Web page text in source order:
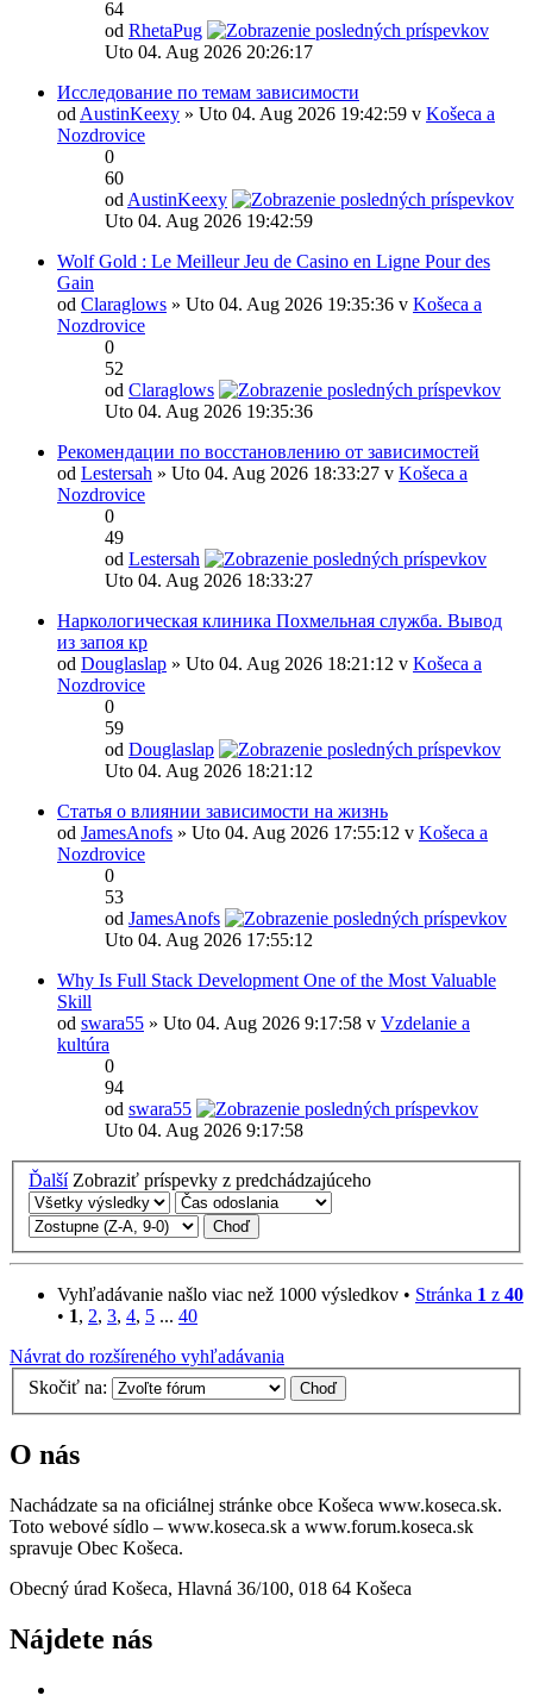
64
od RhetaPug
Uto 04. Aug 2026 20:26:17
Исследование по темам зависимости
od AustinKeexy » Uto 04. Aug 2026 19:42:59 v Košeca a
Nozdrovice
0
60
od AustinKeexy
Uto 04. Aug 2026 19:42:59
Wolf Gold : Le Meilleur Jeu de Casino en Ligne Pour des
Gain
od Claraglows » Uto 04. Aug 2026 19:35:36 v Košeca a
Nozdrovice
0
52
od Claraglows
Uto 04. Aug 2026 19:35:36
Рекомендации по восстановлению от зависимостей
od Lestersah » Uto 04. Aug 2026 18:33:27 v Košeca a
Nozdrovice
0
49
od Lestersah
Uto 04. Aug 2026 18:33:27
Наркологическая клиника Похмельная служба. Вывод
из запоя кр
od Douglaslap » Uto 04. Aug 2026 18:21:12 v Košeca a
Nozdrovice
0
59
od Douglaslap
Uto 04. Aug 2026 18:21:12
Статья о влиянии зависимости на жизнь
od JamesAnofs » Uto 04. Aug 2026 17:55:12 v Košeca a
Nozdrovice
0
53
od JamesAnofs
Uto 04. Aug 2026 17:55:12
Why Is Full Stack Development One of the Most Valuable
Skill
od swara55 » Uto 04. Aug 2026 9:17:58 v Vzdelanie a
kultúra
0
94
od swara55
Uto 04. Aug 2026 9:17:58
Ďalší Zobraziť príspevky z predchádzajúceho
Vyhľadávanie našlo viac než 1000 výsledkov • Stránka 1 z 40
• 1, 2, 3, 4, 5 ... 40
Návrat do rozšíreného vyhľadávania
Skočiť na:
O nás
Nachádzate sa na oficiálnej stránke obce Košeca www.koseca.sk.
Toto webové sídlo – www.koseca.sk a www.forum.koseca.sk
spravuje Obec Košeca.
Obecný úrad Košeca, Hlavná 36/100, 018 64 Košeca
Nájdete nás